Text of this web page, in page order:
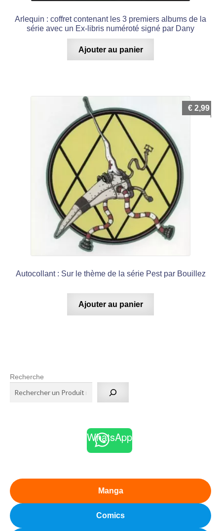
Arlequin : coffret contenant les 3 premiers albums de la
série avec un Ex-libris numéroté signé par Dany
Ajouter au panier
Autocollant : Sur le thème de la série Pest par Bouillez
€ 2,99
Ajouter au panier
Recherche
WhatsApp
Manga
Comics